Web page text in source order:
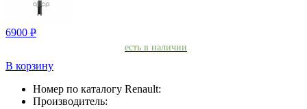
6900 Р
есть в наличии
В корзину
Номер по каталогу Renault:
Производитель: